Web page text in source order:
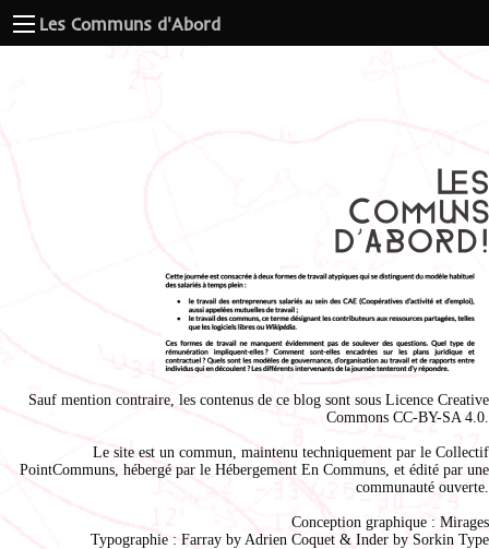
Les Communs d'Abord
Sauf mention contraire, les contenus de ce blog sont sous Licence Creative
Commons CC-BY-SA 4.0
Le site est un commun, maintenu techniquement par le Collectif
PointCommuns , hébergé par le Hébergement En Communs , et édité par une
communauté ouverte.
Conception graphique : Mirages
Typographie : Farray by Adrien Coquet & Inder by Sorkin Type